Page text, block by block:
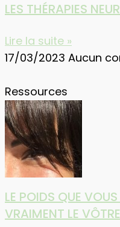
LES THÉRAPIES
Lire la suite »
17/03/2023 Aucun
Ressources
LE POIDS QUE
VRAIMENT LE